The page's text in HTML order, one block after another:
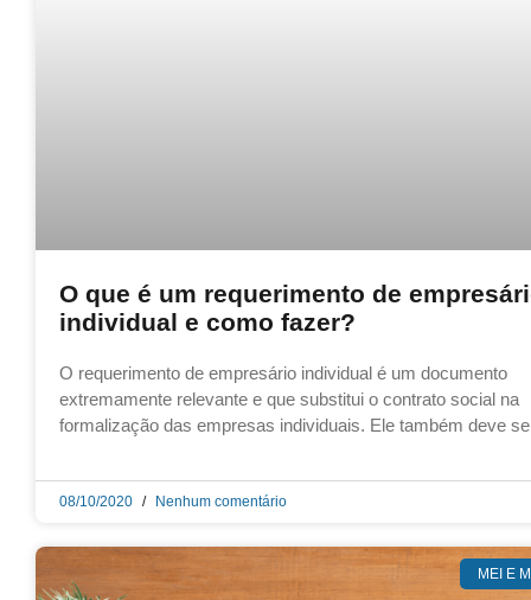
O que é um requerimento de
individual e como fazer?
O requerimento de empresário individual é um documento
extremamente relevante e que substitui o contrato social na
formalização das empresas individuais. Ele também deve
08/10/2020 Nenhum comentário
MEI E